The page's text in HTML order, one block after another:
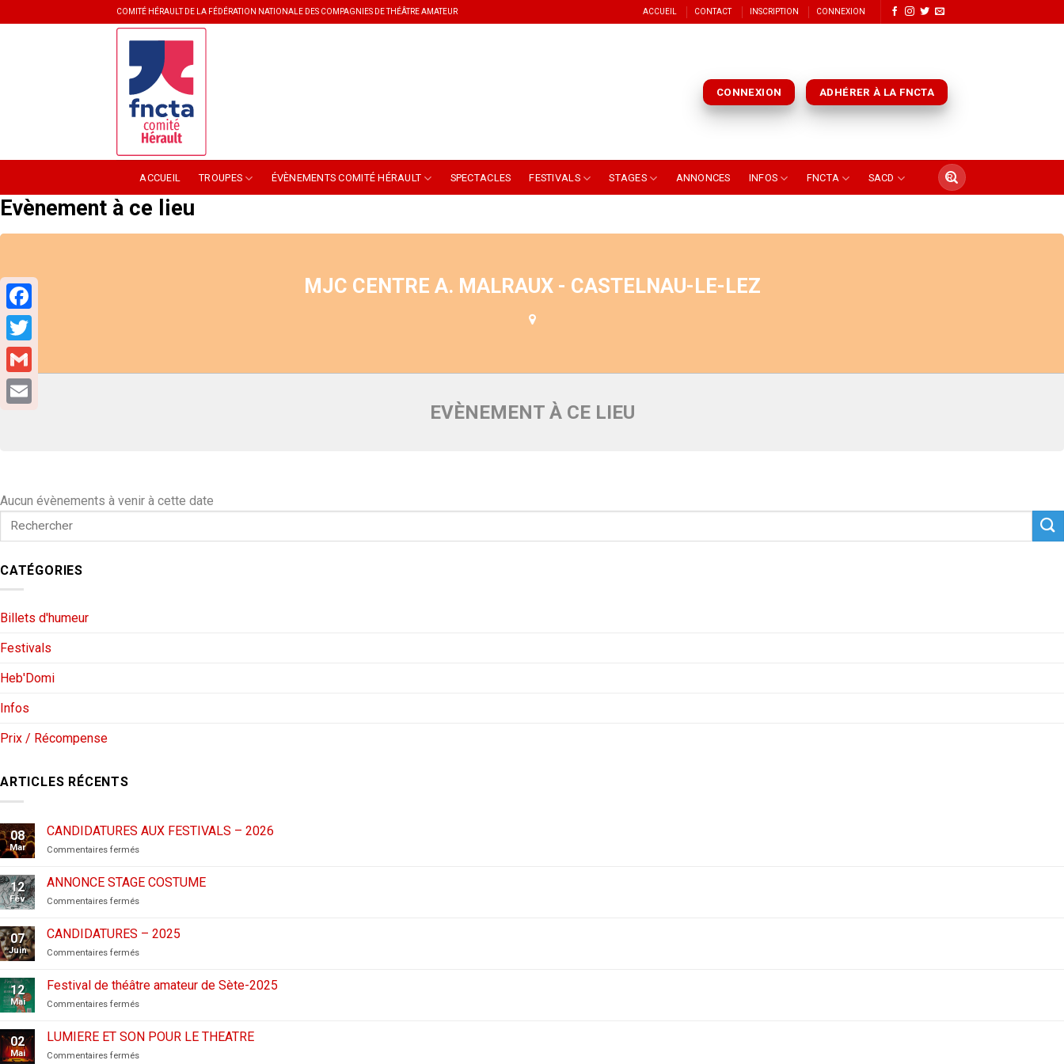
to
COMITÉ HÉRAULT DE LA FÉDÉRATION NATIONALE DES COMPAGNIES DE THÉÂTRE AMATEUR ACCUEIL CONTACT INSCRIPTION CONNEXION
CONNEXION ADHÉRER À LA FNCTA
ACCUEIL TROUPES ÉVÈNEMENTS COMITÉ HÉRAULT SPECTACLES FESTIVALS STAGES ANNONCES INFOS FNCTA SACD
Evènement à ce lieu
MJC CENTRE A. MALRAUX - CASTELNAU-LE-LEZ
EVÈNEMENT À CE LIEU
Aucun évènements à venir à cette date
CATÉGORIES
Billets d'humeur
Festivals
Heb'Domi
Infos
Prix / Récompense
ARTICLES RÉCENTS
08
Mar
CANDIDATURES AUX FESTIVALS – 2026
Commentaires ferméssur
AUX
FESTIVALS
–
12
Fév
ANNONCE STAGE COSTUME
Commentaires ferméssur
STAGE
COSTUME
07
Juin
CANDIDATURES – 2025
Commentaires ferméssur
2025
12
Mai
Festival de théâtre amateur de Sète-2025
Commentaires ferméssur
de
théâtre
amateur
02
Mai
LUMIERE ET SON POUR LE THEATRE
Commentaires ferméssur
Facebook
Twitter
Gmail